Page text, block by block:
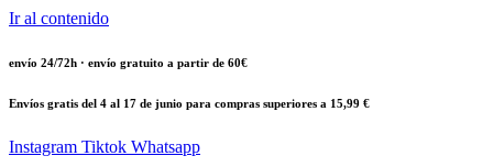
Ir al contenido
envío 24/72h · envío gratuito a partir de 60€
Envíos gratis del 4 al 17 de junio para compras superiores a 15,99 €
Instagram Tiktok Whatsapp